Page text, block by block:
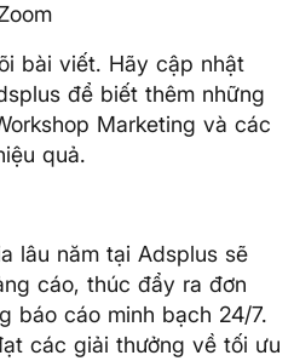
bài viết. Hãy cập nhật
để biết thêm những
Marketing và các
quả.
lâu năm tại Adsplus sẽ
cáo, thúc đẩy ra đơn
báo cáo minh bạch 24/7.
các giải thưởng về tối ưu